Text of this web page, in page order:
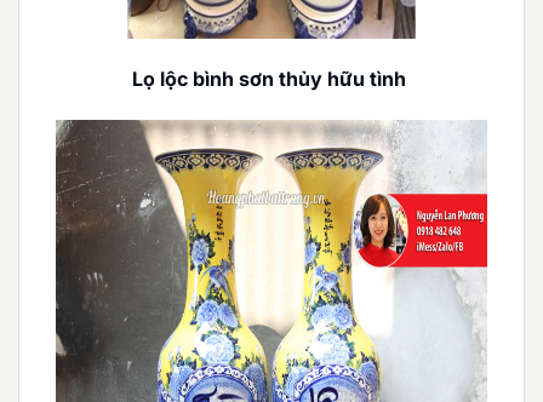
Lọ lộc bình sơn thủy hữu tình